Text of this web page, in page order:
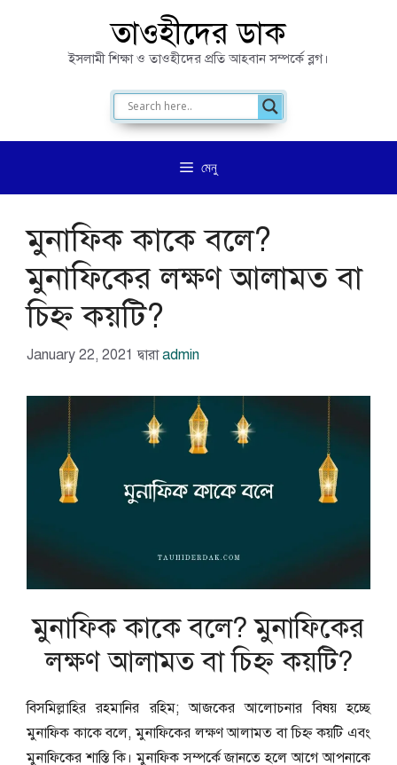
তাওহীদের ডাক
ইসলামী শিক্ষা ও তাওহীদের প্রতি আহবান সম্পর্কে ব্লগ।
মেনু
মুনাফিক কাকে বলে?
মুনাফিকের লক্ষণ আলামত বা
চিহ্ন কয়টি?
January 22, 2021 দ্বারাadmin
মুনাফিক কাকে বলে? মুনাফিকের
লক্ষণ আলামত বা চিহ্ন কয়টি?
বিসমিল্লাহির রহমানির রহিম; আজকের আলোচনার বিষয় হচ্ছে
মুনাফিক কাকে বলে, মুনাফিকের লক্ষণ আলামত বা চিহ্ন কয়টি এবং
মুনাফিকের শাস্তি কি। মুনাফিক সম্পর্কে জানতে হলে আগে আপনাকে